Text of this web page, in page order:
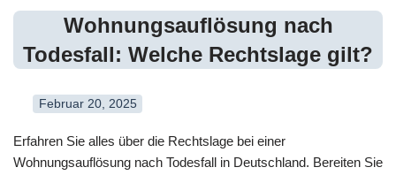
Wohnungsauflösung nach
Todesfall: Welche Rechtslage gilt?
Februar 20, 2025
Erfahren Sie alles über die Rechtslage bei einer
Wohnungsauflösung nach Todesfall in Deutschland. Bereiten Sie